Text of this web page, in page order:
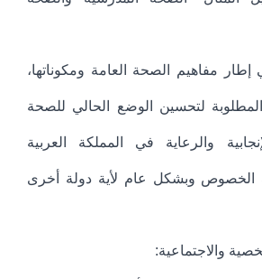
إطار مفاهيم الصحة العامة ومكوناتها،
المطلوبة لتحسين الوضع الحالي للصحة
والرعاية في المملكة العربية
الخصوص وبشكل عام لأية دولة أخرى
والاجتماعية: